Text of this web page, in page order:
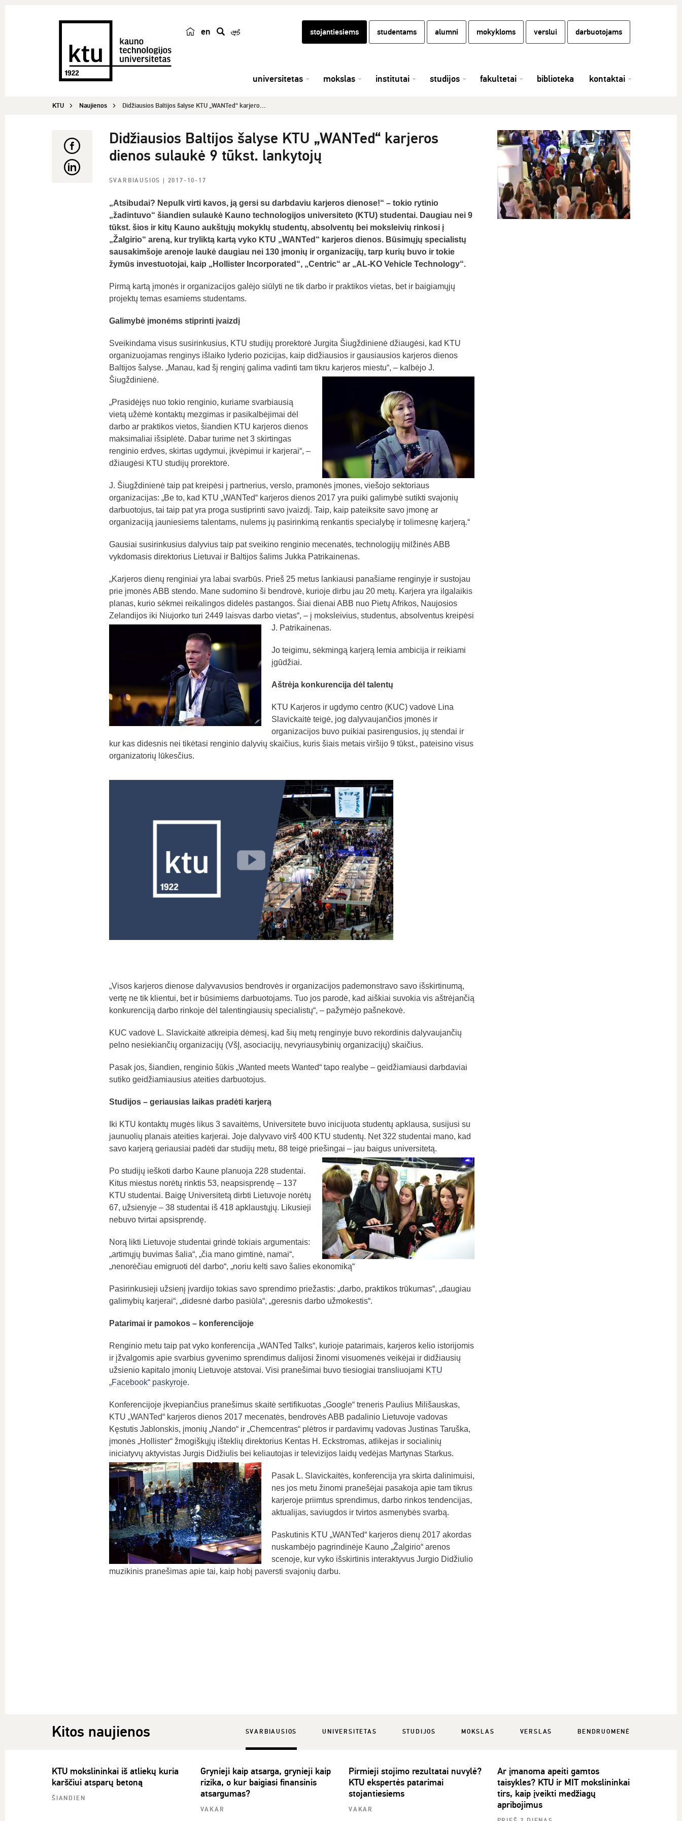
en
k
stojantiesiems studentams alumni mokykloms verslui darbuotojams
universitetas mokslas institutai studijos fakultetai biblioteka kontaktai
KTU Naujienos Didžiausios Baltijos šalyse KTU „WANTed“ karjero...
Didžiausios Baltijos šalyse KTU „WANTed“ karjeros
dienos sulaukė 9 tūkst. lankytojų
SVARBIAUSIOS | 2017-10-17
„Atsibudai? Nepulk virti kavos, ją gersi su darbdaviu karjeros dienose!“ – tokio rytinio
„žadintuvo“ šiandien sulaukė Kauno technologijos universiteto (KTU) studentai. Daugiau nei 9
tūkst. šios ir kitų Kauno aukštųjų mokyklų studentų, absolventų bei moksleivių rinkosi į
„Žalgirio“ areną, kur tryliktą kartą vyko KTU „WANTed“ karjeros dienos. Būsimųjų specialistų
sausakimšoje arenoje laukė daugiau nei 130 įmonių ir organizacijų, tarp kurių buvo ir tokie
žymūs investuotojai, kaip „Hollister Incorporated“, „Centric“ ar „AL-KO Vehicle Technology“.
Pirmą kartą įmonės ir organizacijos galėjo siūlyti ne tik darbo ir praktikos vietas, bet ir baigiamųjų
projektų temas esamiems studentams.
Galimybė įmonėms stiprinti įvaizdį
Sveikindama visus susirinkusius, KTU studijų prorektorė Jurgita Šiugždinienė džiaugėsi, kad KTU
organizuojamas renginys išlaiko lyderio pozicijas, kaip didžiausios ir gausiausios karjeros dienos
Baltijos šalyse. „Manau, kad šį renginį galima vadinti tam tikru karjeros miestu“, – kalbėjo J.
Šiugždinienė.
„Prasidėjęs nuo tokio renginio, kuriame svarbiausią
vietą užėmė kontaktų mezgimas ir pasikalbėjimai dėl
darbo ar praktikos vietos, šiandien KTU karjeros dienos
maksimaliai išsiplėtė. Dabar turime net 3 skirtingas
renginio erdves, skirtas ugdymui, įkvėpimui ir karjerai“, –
džiaugėsi KTU studijų prorektorė.
J. Šiugždinienė taip pat kreipėsi į partnerius, verslo, pramonės įmones, viešojo sektoriaus
organizacijas: „Be to, kad KTU „WANTed“ karjeros dienos 2017 yra puiki galimybė sutikti svajonių
darbuotojus, tai taip pat yra proga sustiprinti savo įvaizdį. Taip, kaip pateiksite savo įmonę ar
organizaciją jauniesiems talentams, nulems jų pasirinkimą renkantis specialybę ir tolimesnę karjerą.“
Gausiai susirinkusius dalyvius taip pat sveikino renginio mecenatės, technologijų milžinės ABB
vykdomasis direktorius Lietuvai ir Baltijos šalims Jukka Patrikainenas.
„Karjeros dienų renginiai yra labai svarbūs. Prieš 25 metus lankiausi panašiame renginyje ir sustojau
prie įmonės ABB stendo. Mane sudomino ši bendrovė, kurioje dirbu jau 20 metų. Karjera yra ilgalaikis
planas, kurio sėkmei reikalingos didelės pastangos. Šiai dienai ABB nuo Pietų Afrikos, Naujosios
Zelandijos iki Niujorko turi 2449 laisvas darbo vietas“, – į moksleivius, studentus, absolventus kreipėsi
J. Patrikainenas.
Jo teigimu, sėkmingą karjerą lemia ambicija ir reikiami
įgūdžiai.
Aštrėja konkurencija dėl talentų
KTU Karjeros ir ugdymo centro (KUC) vadovė Lina
Slavickaitė teigė, jog dalyvaujančios įmonės ir
organizacijos buvo puikiai pasirengusios, jų stendai ir
kur kas didesnis nei tikėtasi renginio dalyvių skaičius, kuris šiais metais viršijo 9 tūkst., pateisino visus
organizatorių lūkesčius.
„Visos karjeros dienose dalyvavusios bendrovės ir organizacijos pademonstravo savo išskirtinumą,
vertę ne tik klientui, bet ir būsimiems darbuotojams. Tuo jos parodė, kad aiškiai suvokia vis aštrėjančią
konkurenciją darbo rinkoje dėl talentingiausių specialistų“, – pažymėjo pašnekovė.
KUC vadovė L. Slavickaitė atkreipia dėmesį, kad šių metų renginyje buvo rekordinis dalyvaujančių
pelno nesiekiančių organizacijų (VšĮ, asociacijų, nevyriausybinių organizacijų) skaičius.
Pasak jos, šiandien, renginio šūkis „Wanted meets Wanted“ tapo realybe – geidžiamiausi darbdaviai
sutiko geidžiamiausius ateities darbuotojus.
Studijos – geriausias laikas pradėti karjerą
Iki KTU kontaktų mugės likus 3 savaitėms, Universitete buvo inicijuota studentų apklausa, susijusi su
jaunuolių planais ateities karjerai. Joje dalyvavo virš 400 KTU studentų. Net 322 studentai mano, kad
savo karjerą geriausiai padėti dar studijų metu, 88 teigė priešingai – jau baigus universitetą.
Po studijų ieškoti darbo Kaune planuoja 228 studentai.
Kitus miestus norėtų rinktis 53, neapsisprendę – 137
KTU studentai. Baigę Universitetą dirbti Lietuvoje norėtų
67, užsienyje – 38 studentai iš 418 apklaustųjų. Likusieji
nebuvo tvirtai apsisprendę.
Norą likti Lietuvoje studentai grindė tokiais argumentais:
„artimųjų buvimas šalia“, „čia mano gimtinė, namai“,
„nenorėčiau emigruoti dėl darbo“, „noriu kelti savo šalies ekonomiką“
Pasirinkusieji užsienį įvardijo tokias savo sprendimo priežastis: „darbo, praktikos trūkumas“, „daugiau
galimybių karjerai“, „didesnė darbo pasiūla“, „geresnis darbo užmokestis“.
Patarimai ir pamokos – konferencijoje
Renginio metu taip pat vyko konferencija „WANTed Talks“, kurioje patarimais, karjeros kelio istorijomis
ir įžvalgomis apie svarbius gyvenimo sprendimus dalijosi žinomi visuomenės veikėjai ir didžiausių
užsienio kapitalo įmonių Lietuvoje atstovai. Visi pranešimai buvo tiesiogiai transliuojami KTU
„Facebook“ paskyroje.
Konferencijoje įkvepiančius pranešimus skaitė sertifikuotas „Google“ treneris Paulius Milišauskas,
KTU „WANTed“ karjeros dienos 2017 mecenatės, bendrovės ABB padalinio Lietuvoje vadovas
Kęstutis Jablonskis, įmonių „Nando“ ir „Chemcentras“ plėtros ir pardavimų vadovas Justinas Taruška,
įmonės „Hollister“ žmogiškųjų išteklių direktorius Kentas H. Eckstromas, atlikėjas ir socialinių
iniciatyvų aktyvistas Jurgis Didžiulis bei keliautojas ir televizijos laidų vedėjas Martynas Starkus.
Pasak L. Slavickaitės, konferencija yra skirta dalinimuisi,
nes jos metu žinomi pranešėjai pasakoja apie tam tikrus
karjeroje priimtus sprendimus, darbo rinkos tendencijas,
aktualijas, saviugdos ir tvirtos asmenybės svarbą.
Paskutinis KTU „WANTed“ karjeros dienų 2017 akordas
nuskambėjo pagrindinėje Kauno „Žalgirio“ arenos
scenoje, kur vyko išskirtinis interaktyvus Jurgio Didžiulio
muzikinis pranešimas apie tai, kaip hobį paversti svajonių darbu.
Kitos naujienos SVARBIAUSIOS UNIVERSITETAS STUDIJOS MOKSLAS VERSLAS BENDRUOMENĖ
KTU mokslininkai iš atliekų kuria
karščiui atsparų betoną
ŠIANDIEN
Grynieji kaip atsarga, grynieji kaip
rizika, o kur baigiasi finansinis
atsargumas?
VAKAR
Pirmieji stojimo rezultatai nuvylė?
KTU ekspertės patarimai
stojantiesiems
VAKAR
Ar įmanoma apeiti gamtos
taisykles? KTU ir MIT mokslininkai
tirs, kaip įveikti medžiagų
apribojimus